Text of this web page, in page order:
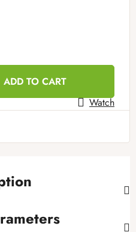
ADD TO CART
Watch